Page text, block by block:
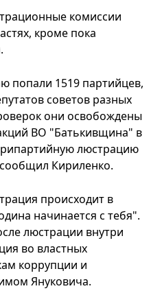
комиссии
кроме пока
попали 1519 партийцев,
советов разных
они освобождены
ВО "Батькивщина" в
люстрацию
Кириленко.
происходит в
начинается с тебя".
люстрации внутри
во властных
коррупции и
Януковича.